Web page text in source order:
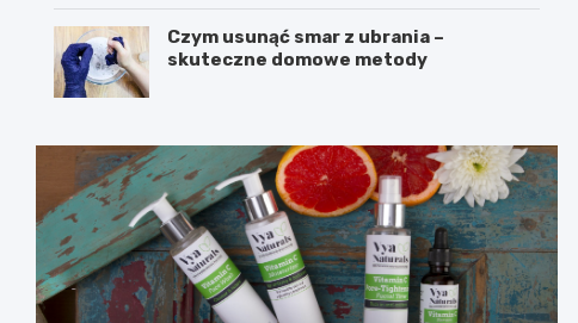
Czym usunąć smar z ubrania –
skuteczne domowe metody